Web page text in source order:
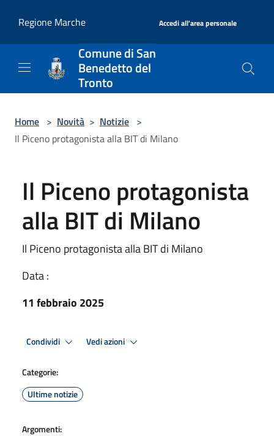
Regione Marche
Accedi all'area personale
Comune di San
Benedetto del
Tronto
Home > Novità > Notizie >
Il Piceno protagonista alla BIT di Milano
Il Piceno protagonista
alla BIT di Milano
Il Piceno protagonista alla BIT di Milano
Data :
11 febbraio 2025
Condividi Vedi azioni
Categorie:
Ultime notizie
Argomenti: